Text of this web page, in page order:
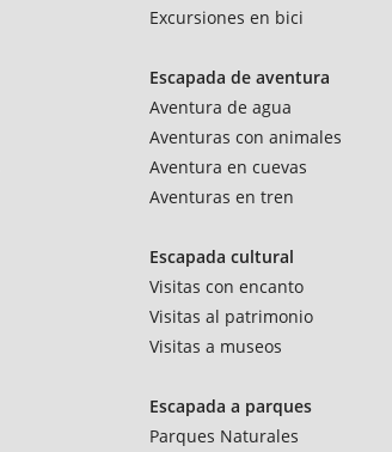
Excursiones en bici
Escapada de aventura
Aventura de agua
Aventuras con animales
Aventura en cuevas
Aventuras en tren
Escapada cultural
Visitas con encanto
Visitas al patrimonio
Visitas a museos
Escapada a parques
Parques Naturales